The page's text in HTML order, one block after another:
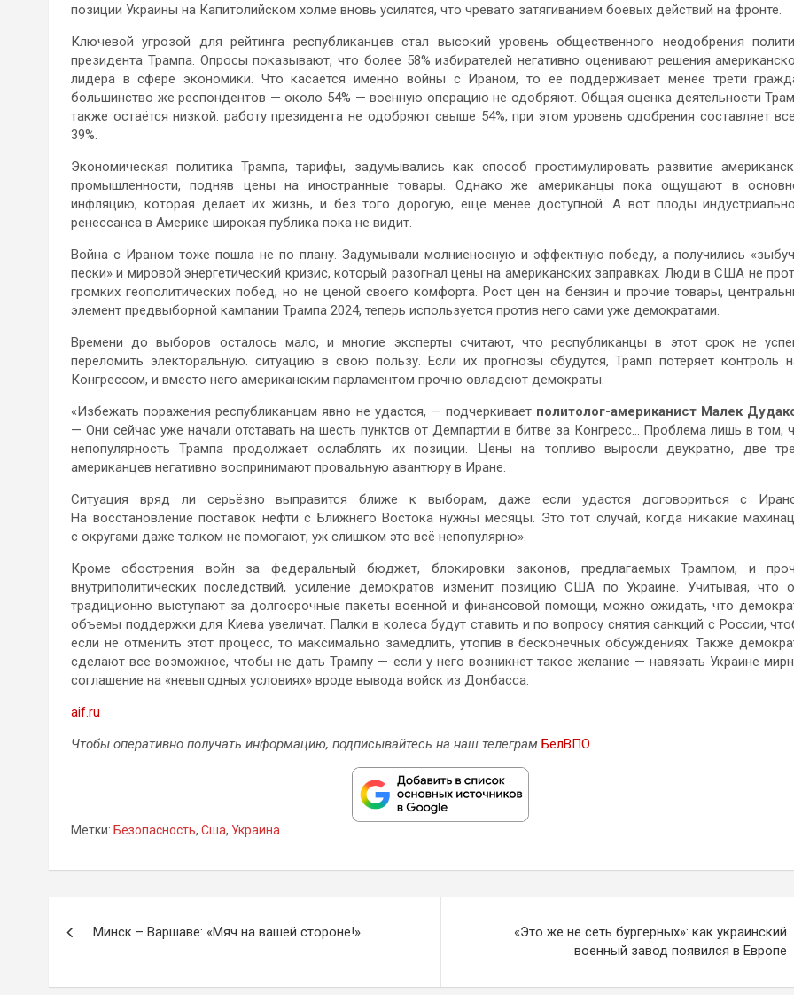
позиции Украины на Капитолийском холме вновь усилятся, что чревато затягиванием боевых действий на фронте.
Ключевой угрозой для рейтинга республиканцев стал высокий уровень общественного неодобрения
президента Трампа. Опросы показывают, что более 58% избирателей негативно оценивают решения
лидера в сфере экономики. Что касается именно войны с Ираном, то ее поддерживает менее трети
большинство же респондентов — около 54% — военную операцию не одобряют. Общая оценка деятельности
также остаётся низкой: работу президента не одобряют свыше 54%, при этом уровень одобрения составляет
39%.
Экономическая политика Трампа, тарифы, задумывались как способ простимулировать развитие
промышленности, подняв цены на иностранные товары. Однако же американцы пока ощущают в
инфляцию, которая делает их жизнь, и без того дорогую, еще менее доступной. А вот плоды
ренессанса в Америке широкая публика пока не видит.
Война с Ираном тоже пошла не по плану. Задумывали молниеносную и эффектную победу, а получились
пески» и мировой энергетический кризис, который разогнал цены на американских заправках. Люди в США не
громких геополитических побед, но не ценой своего комфорта. Рост цен на бензин и прочие товары,
элемент предвыборной кампании Трампа 2024, теперь используется против него сами уже демократами.
Времени до выборов осталось мало, и многие эксперты считают, что республиканцы в этот срок не
переломить электоральную. ситуацию в свою пользу. Если их прогнозы сбудутся, Трамп потеряет контроль
Конгрессом, и вместо него американским парламентом прочно овладеют демократы.
«Избежать поражения республиканцам явно не удастся, — подчеркивает политолог-американист Малек
— Они сейчас уже начали отставать на шесть пунктов от Демпартии в битве за Конгресс… Проблема лишь в том,
непопулярность Трампа продолжает ослаблять их позиции. Цены на топливо выросли двукратно, две
американцев негативно воспринимают провальную авантюру в Иране.
Ситуация вряд ли серьёзно выправится ближе к выборам, даже если удастся договориться с
На восстановление поставок нефти с Ближнего Востока нужны месяцы. Это тот случай, когда никакие
с округами даже толком не помогают, уж слишком это всё непопулярно».
Кроме обострения войн за федеральный бюджет, блокировки законов, предлагаемых Трампом, и
внутриполитических последствий, усиление демократов изменит позицию США по Украине. Учитывая, что
традиционно выступают за долгосрочные пакеты военной и финансовой помощи, можно ожидать, что
объемы поддержки для Киева увеличат. Палки в колеса будут ставить и по вопросу снятия санкций с России,
если не отменить этот процесс, то максимально замедлить, утопив в бесконечных обсуждениях. Также
сделают все возможное, чтобы не дать Трампу — если у него возникнет такое желание — навязать Украине
соглашение на «невыгодных условиях» вроде вывода войск из Донбасса.
aif.ru
Чтобы оперативно получать информацию, подписывайтесь на наш телеграм БелВПО
Метки: Безопасность, Сша, Украина
записям
Минск – Варшаве: «Мяч на вашей стороне!»
«Это же не сеть бургерных»: как украинский
военный завод появился в Европе